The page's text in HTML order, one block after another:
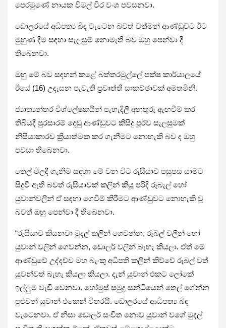
පෙරමුණේ නායක විමල් වීර වංශ පවසනවා.
ඩොලරයේ අධිපත්‍ය බිඳ වැටෙන බවත් වත්මන් ආණ්ඩුවට ඊට
මුහුණ දීම සඳහා සැලසුම් නොමැති බව ඔහු පෙන්වා දී
තිබෙනවා.
ඔහු මේ බව සඳහන් කළේ බත්තරමුල්ලේ පක්ෂ කාර්යාලයේ
ඊයේ (16) උදෑසන පැවැති ප්‍රවෘත්ති සාකච්ඡාවක් අමතමිනි.
ජ්‍යාත්‍යන්තර විශ්ලේෂකයින් පැහැදිලි අනතුරු ඇඟවීම් කර
තිබියදී පුරසාරම් දෙඩු ආණ්ඩුවට කිසිදු පූර්ව සැලසුමක්
නිසියාකාරව ක්‍රියාත්මක කර ගැනීමට නොහැකි බව ද ඔහු
පවසා තිබෙනවා.
තෙල් මිලදී ගැනීම සඳහා මේ වන විට රුසියාව පසුපස යාමට
සිදුවී ඇති බවත් රුසියාවක් කලින් කියූ පරිදි රූබැල් හෝ
යුවාන්වලින් ඒ සඳහා ගෙවීම් කිරීමට ආණ්ඩුවට නොහැකි වූ
බවත් ඔහු පෙන්වා දී තිබෙනවා.
“රුසියාව කියනවා මුදල් කලින් ගෙවන්න, රූබල් වලින් හෝ
යුවාන් වලින් ගෙවන්න, ඩොලර් වලින් බැහැ කියලා. ඒත් මේ
ආණ්ඩුවේ උද්දච්ච මහ බැංකු අධිපති කලින් කිව්වේ රූබල් වත්
යුවන්වත් බැහැ කියලා කියලා. දැන් යුවාන් එකට ලෝකේ
ඉල්ලුම වැඩි වෙනවා. හෝමුස් සමුද්‍ර සන්ධියෙන් තෙල් ගේන්න
පුළුවන් යුවාන් එකෙන් විතරයි. ඩොලරයේ ආධිපත්‍ය බිඳ
වැටෙනවා. ඒ නිසා ඩොලර් සංචිත නොව යුවාන් වගේ මුදල්